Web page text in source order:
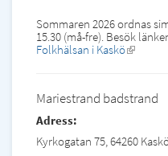
Sommaren 2026 ordnas
15.30 (må-fre). Besök
Folkhälsan i Kaskö(link
Mariestrand badstrand
Adress:
Kyrkogatan 75, 64260